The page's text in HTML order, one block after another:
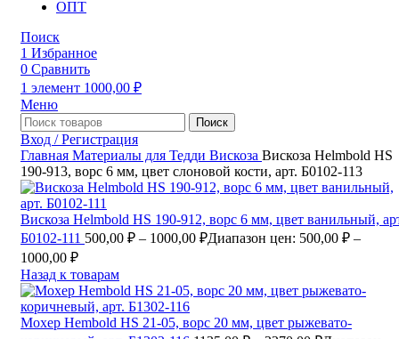
ОПТ
Поиск
1 Избранное
0 Сравнить
1 элемент 1000,00 ₽
Меню
Поиск
Вход / Регистрация
Главная Материалы для Тедди Вискоза Вискоза Helmbold HS
190-913, ворс 6 мм, цвет слоновой кости, арт. Б0102-113
Вискоза Helmbold HS 190-912, ворс 6 мм, цвет ванильный,
Б0102-111 500,00 ₽ – 1000,00 ₽Диапазон цен: 500,00 ₽ –
1000,00 ₽
Назад к товарам
Мохер Hembold HS 21-05, ворс 20 мм, цвет рыжевато-